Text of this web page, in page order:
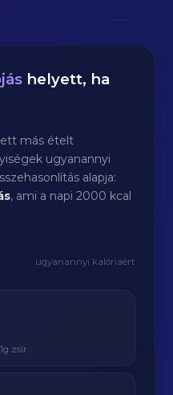
helyett, ha
más ételt
ugyanannyi
alapja:
, ami a napi 2000 kcal
ugyanannyi kalóriáért
zsír